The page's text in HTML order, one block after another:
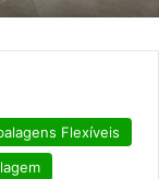
Flexíveis